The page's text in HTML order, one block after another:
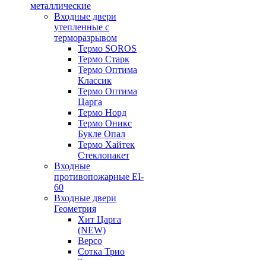
металлические
Входные двери
утепленные с
терморазрывом
Термо SOROS
Термо Старк
Термо Оптима
Классик
Термо Оптима
Царга
Термо Норд
Термо Оникс
Букле Опал
Термо Хайтек
Стеклопакет
Входные
противопожарные EI-
60
Входные двери
Геометрия
Хит Царга
(NEW)
Версо
Сотка Трио